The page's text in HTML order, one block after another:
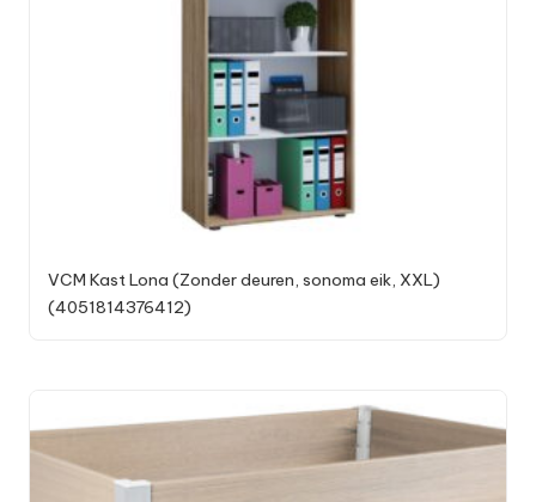
VCM Kast Lona (Zonder deuren, sonoma eik, XXL)
(4051814376412)